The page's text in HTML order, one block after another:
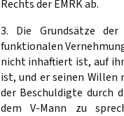
Rechts der EMRK ab.
3. Die Grundsätze
funktionalen
nicht inhaftiert ist, auf
ist, und er seinen Willen
der Beschuldigte durch
dem V-Mann zu